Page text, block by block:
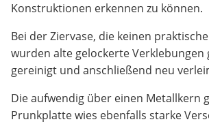
Konstruktionen erkennen zu können.
Bei der Ziervase, die keinen
wurden alte gelockerte Verklebungen
gereinigt und anschließend neu
Die aufwendig über einen Metallkern
Prunkplatte wies ebenfalls starke